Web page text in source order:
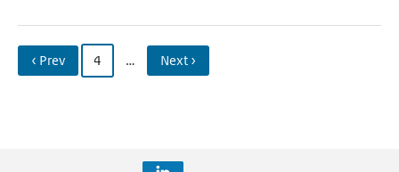
‹ Prev 4 … Next ›